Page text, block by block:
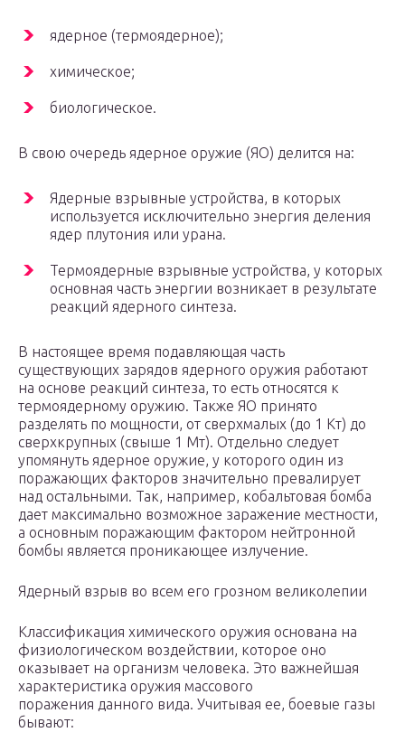
ядерное (термоядерное);
химическое;
биологическое.
В свою очередь ядерное оружие (ЯО) делится на:
Ядерные взрывные устройства, в которых
используется исключительно энергия деления
ядер плутония или урана.
Термоядерные взрывные устройства, у которых
основная часть энергии возникает в результате
реакций ядерного синтеза.
В настоящее время подавляющая часть
существующих зарядов ядерного оружия работают
на основе реакций синтеза, то есть относятся к
термоядерному оружию. Также ЯО принято
разделять по мощности, от сверхмалых (до 1 Кт) до
сверхкрупных (свыше 1 Мт). Отдельно следует
упомянуть ядерное оружие, у которого один из
поражающих факторов значительно превалирует
над остальными. Так, например, кобальтовая бомба
дает максимально возможное заражение местности,
а основным поражающим фактором нейтронной
бомбы является проникающее излучение.
Ядерный взрыв во всем его грозном великолепии
Классификация химического оружия основана на
физиологическом воздействии, которое оно
оказывает на организм человека. Это важнейшая
характеристика оружия массового
поражения данного вида. Учитывая ее, боевые газы
бывают: